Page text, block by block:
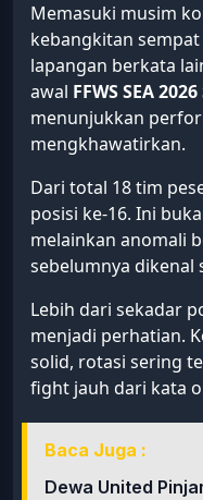
Memasuki musim
kebangkitan
lapangan berkata
awal FFWS SEA
menunjukkan
mengkhawatirkan.
Dari total 18 tim
posisi ke-16. Ini
melainkan anomali
sebelumnya dikenal
Lebih dari sekadar
menjadi perhatian.
solid, rotasi sering
fight jauh dari kata
Baca Juga :
Dewa United